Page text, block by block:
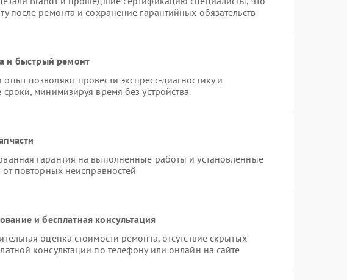
после ремонта и сохранение гарантийных обязательств
и быстрый ремонт
позволяют провести экспресс-диагностику и
минимизируя время без устройства
гарантия на выполненные работы и установленные
повторных неисправностей
и бесплатная консультация
оценка стоимости ремонта, отсутствие скрытых
консультации по телефону или онлайн на сайте